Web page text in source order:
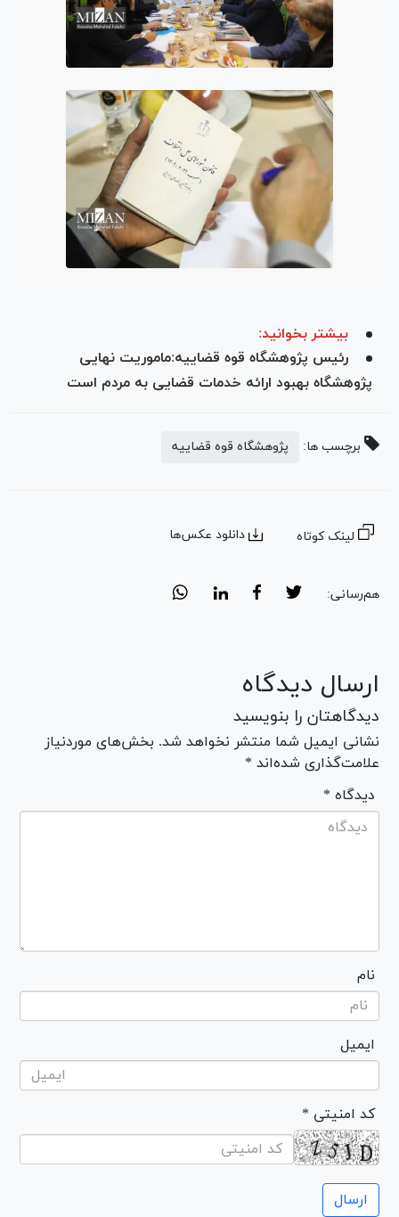
بیشتر بخوانید:
رئیس پژوهشگاه قوه قضاییه:ماموریت نهایی
پژوهشگاه بهبود ارائه خدمات قضایی به مردم است
برچسب ها: پژوهشگاه قوه قضاییه
لینک کوتاه دانلود عکس‌ها
هم‌رسانی:
ارسال دیدگاه
دیدگاهتان را بنویسید
نشانی ایمیل شما منتشر نخواهد شد. بخش‌های موردنیاز
علامت‌گذاری شده‌اند *
* دیدگاه
نام
ایمیل
* کد امنیتی